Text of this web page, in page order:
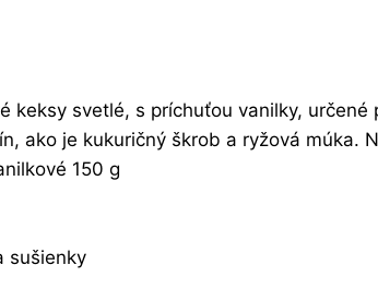
keksy svetlé, s príchuťou vanilky,
ako je kukuričný škrob a ryžová múka.
150 g
sušienky